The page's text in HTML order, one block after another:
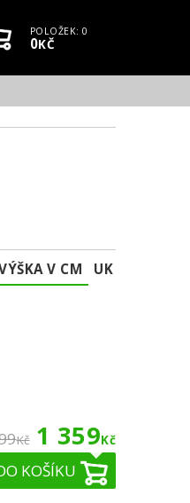
účet
KošíkPOLOŽEK: 0
0KČ
V CM
UK
Kč 1 359Kč
KOŠÍKU